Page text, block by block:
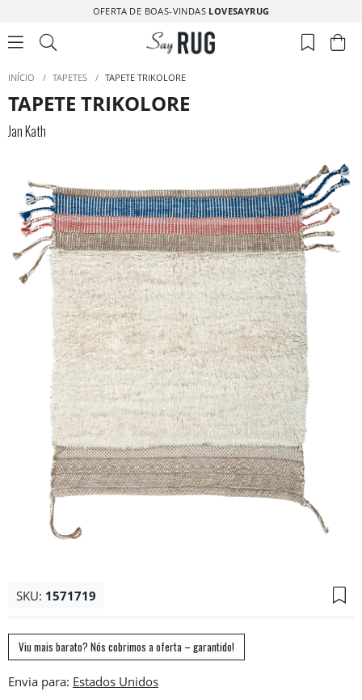
OFERTA DE BOAS-VINDAS LOVESAYRUG
INÍCIO / TAPETES / TAPETE TRIKOLORE
TAPETE TRIKOLORE
Jan Kath
SKU: 1571719
Viu mais barato? Nós cobrimos a oferta – garantido!
Envia para: